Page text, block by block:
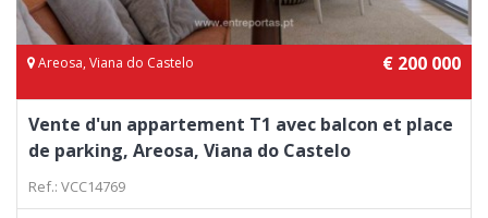
Areosa, Viana do Castelo € 200 000
Vente d'un appartement T1 avec balcon et place
de parking, Areosa, Viana do Castelo
Ref.: VCC14769